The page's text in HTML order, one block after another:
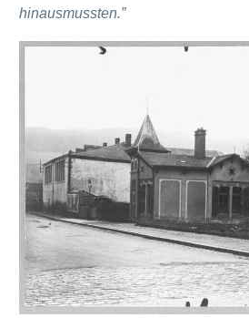
hinausmussten.”